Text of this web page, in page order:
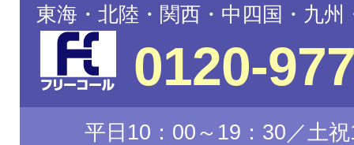
東海・北陸・関西・中四国・九
0120-
平日10：00～19：30／土